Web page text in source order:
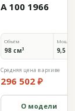
A 100 1966
Объём
98 см³ 9,5
Средняя цена в архиве
296 502 ₽
О модели